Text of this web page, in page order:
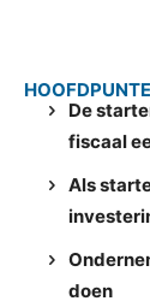
De
fiscaal
Als
doen